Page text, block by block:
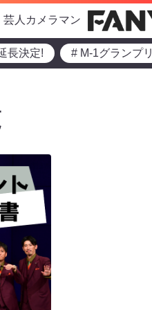
人カメラマン
長決定! # M-1グランプリ